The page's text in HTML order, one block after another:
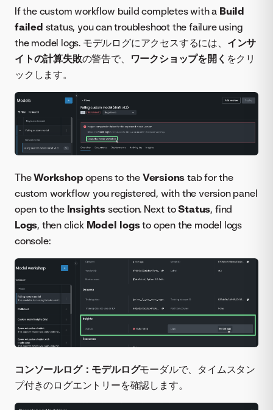
If the custom workflow build completes with a Build
failed status, you can troubleshoot the failure using
the model logs. モデルログにアクセスするには、 インサ
イトの計算失敗の警告で、 ワークショップを開く をクリ
ックします。
TheWorkshop opens to the Versions tab for the
custom workflow you registered, with the version panel
open to the Insights section. Next toStatus, find
Logs, then click Model logsto open the model logs
console:
コンソールログ：モデルログモーダルで、タイムスタン
プ付きのログエントリーを確認します。